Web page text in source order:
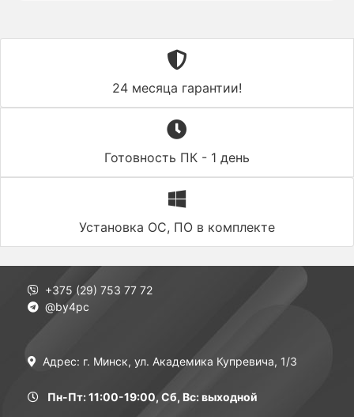
24 месяца гарантии!
Готовность ПК - 1 день
Установка ОС, ПО в комплекте
+375 (29) 753 77 72
@by4pc
Адрес: г. Минск, ул. Академика Купревича, 1/3
Пн-Пт: 11:00-19:00, Сб, Вс: выходной